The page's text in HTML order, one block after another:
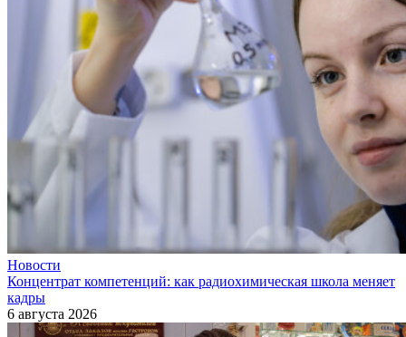
Новости
Концентрат компетенций: как радиохимическая школа меняет
кадры
6 августа 2026